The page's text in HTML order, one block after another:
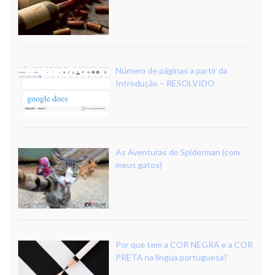
Número de páginas a partir da
Introdução – RESOLVIDO
As Aventuras do Spiderman (com
meus gatos)
Por que tem a COR NEGRA e a COR
PRETA na língua portuguesa?